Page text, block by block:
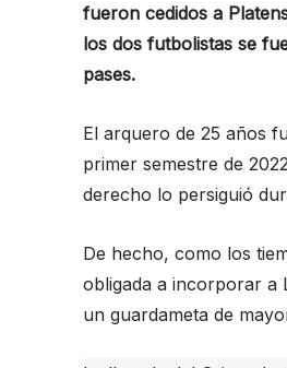
fueron cedidos a
los dos futbolistas se
pases.
El arquero de 25 años
primer semestre de
derecho lo persiguió
De hecho, como los
obligada a incorporar a
un guardameta de